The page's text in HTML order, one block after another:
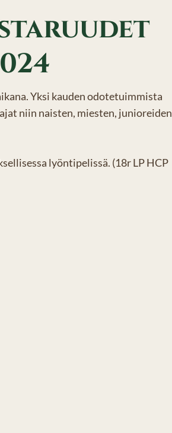
Yksi kauden odotetuimmista
niin naisten, miesten, junioreiden
lyöntipelissä. (18r LP HCP